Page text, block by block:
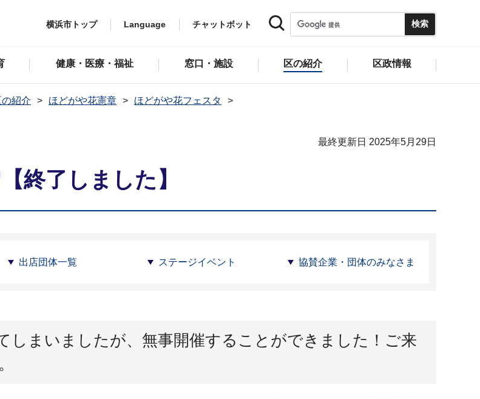
横浜市トップ Language チャットボット
健康・医療・福祉 窓口・施設 区の紹介 区政情報
の紹介 ほどがや花憲章
ほどがや花フェスタ
最終更新日 2025年5月29日
終了しました】
出店団体一覧 ステージイベント 協賛企業・団体のみなさま
しまいましたが、無事開催することができました！ご来